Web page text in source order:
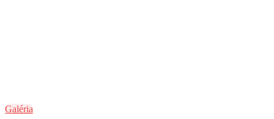
Galéria